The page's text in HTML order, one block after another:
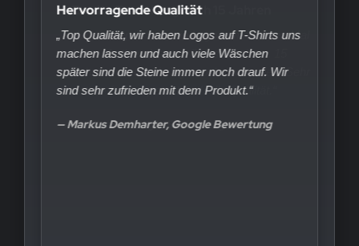
Hervorragende Qualität
„Top Qualität, wir haben Logos auf T-Shirts uns
machen lassen und auch viele Wäschen
später sind die Steine immer noch drauf. Wir
sind sehr zufrieden mit dem Produkt.“
— Markus Demharter, Google Bewertung